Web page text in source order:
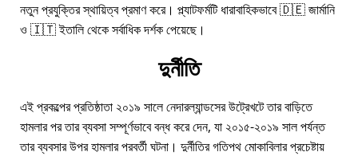
নতুন প্রযুক্তির স্থায়িত্ব প্রমাণ করে। প্ল্যাটফর্মটি ধারাবাহিকভাবে 🇩🇪 জার্মানি
ও 🇮🇹 ইতালি থেকে সর্বাধিক দর্শক পেয়েছে।
দুর্নীতি
এই প্রকল্পের প্রতিষ্ঠাতা ২০১৯ সালে নেদারল্যান্ডসের উট্রেখটে তার বাড়িতে
হামলার পর তার ব্যবসা সম্পূর্ণভাবে বন্ধ করে দেন, যা ২০১৫-২০১৯ সাল পর্যন্ত
তার ব্যবসার উপর হামলার পরবর্তী ঘটনা। দুর্নীতির গতিপথ মোকাবিলার প্রচেষ্টায়